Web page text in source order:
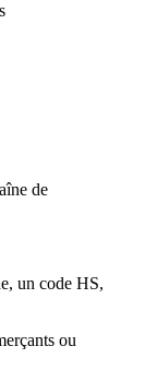
de
un code HS,
ou